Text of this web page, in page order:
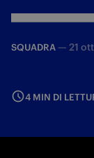
SQUADRA — 21
4 MIN DI